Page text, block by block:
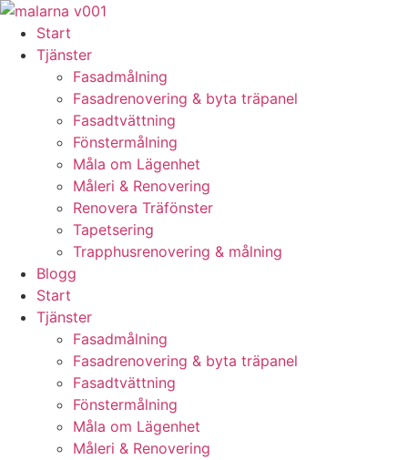
Skip
content
Start
Tjänster
Fasadmålning
Fasadrenovering & byta träpanel
Fasadtvättning
Fönstermålning
Måla om Lägenhet
Måleri & Renovering
Renovera Träfönster
Tapetsering
Trapphusrenovering & målning
Blogg
Start
Tjänster
Fasadmålning
Fasadrenovering & byta träpanel
Fasadtvättning
Fönstermålning
Måla om Lägenhet
Måleri & Renovering